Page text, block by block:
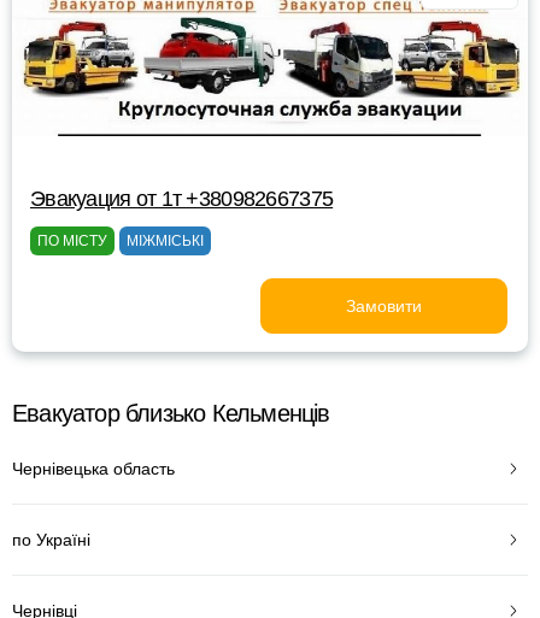
Эвакуация от 1т +380982667375
ПО МІСТУ МІЖМІСЬКІ
Замовити
Евакуатор близько Кельменців
Чернівецька область
по Україні
Чернівці